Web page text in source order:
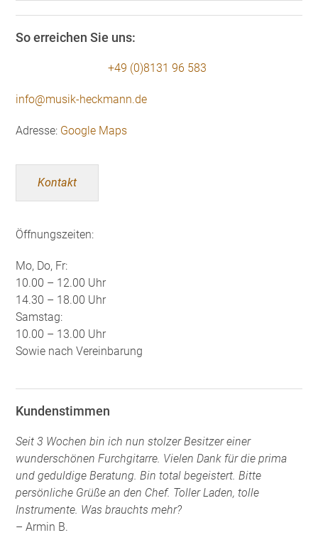
So erreichen Sie uns:
+49 (0)8131 96 583
info@musik-heckmann.de
Adresse: Google Maps
Kontakt
Öffnungszeiten:
Mo, Do, Fr:
10.00 – 12.00 Uhr
14.30 – 18.00 Uhr
Samstag:
10.00 – 13.00 Uhr
Sowie nach Vereinbarung
Kundenstimmen
Seit 3 Wochen bin ich nun stolzer Besitzer einer
wunderschönen Furchgitarre. Vielen Dank für die prima
und geduldige Beratung. Bin total begeistert. Bitte
persönliche Grüße an den Chef. Toller Laden, tolle
Instrumente. Was brauchts mehr?
– Armin B.